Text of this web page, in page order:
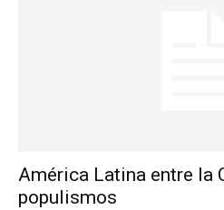
América Latina entre la
populismos